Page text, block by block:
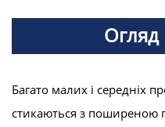
Огляд
Багато малих і середніх
стикаються з поширеною